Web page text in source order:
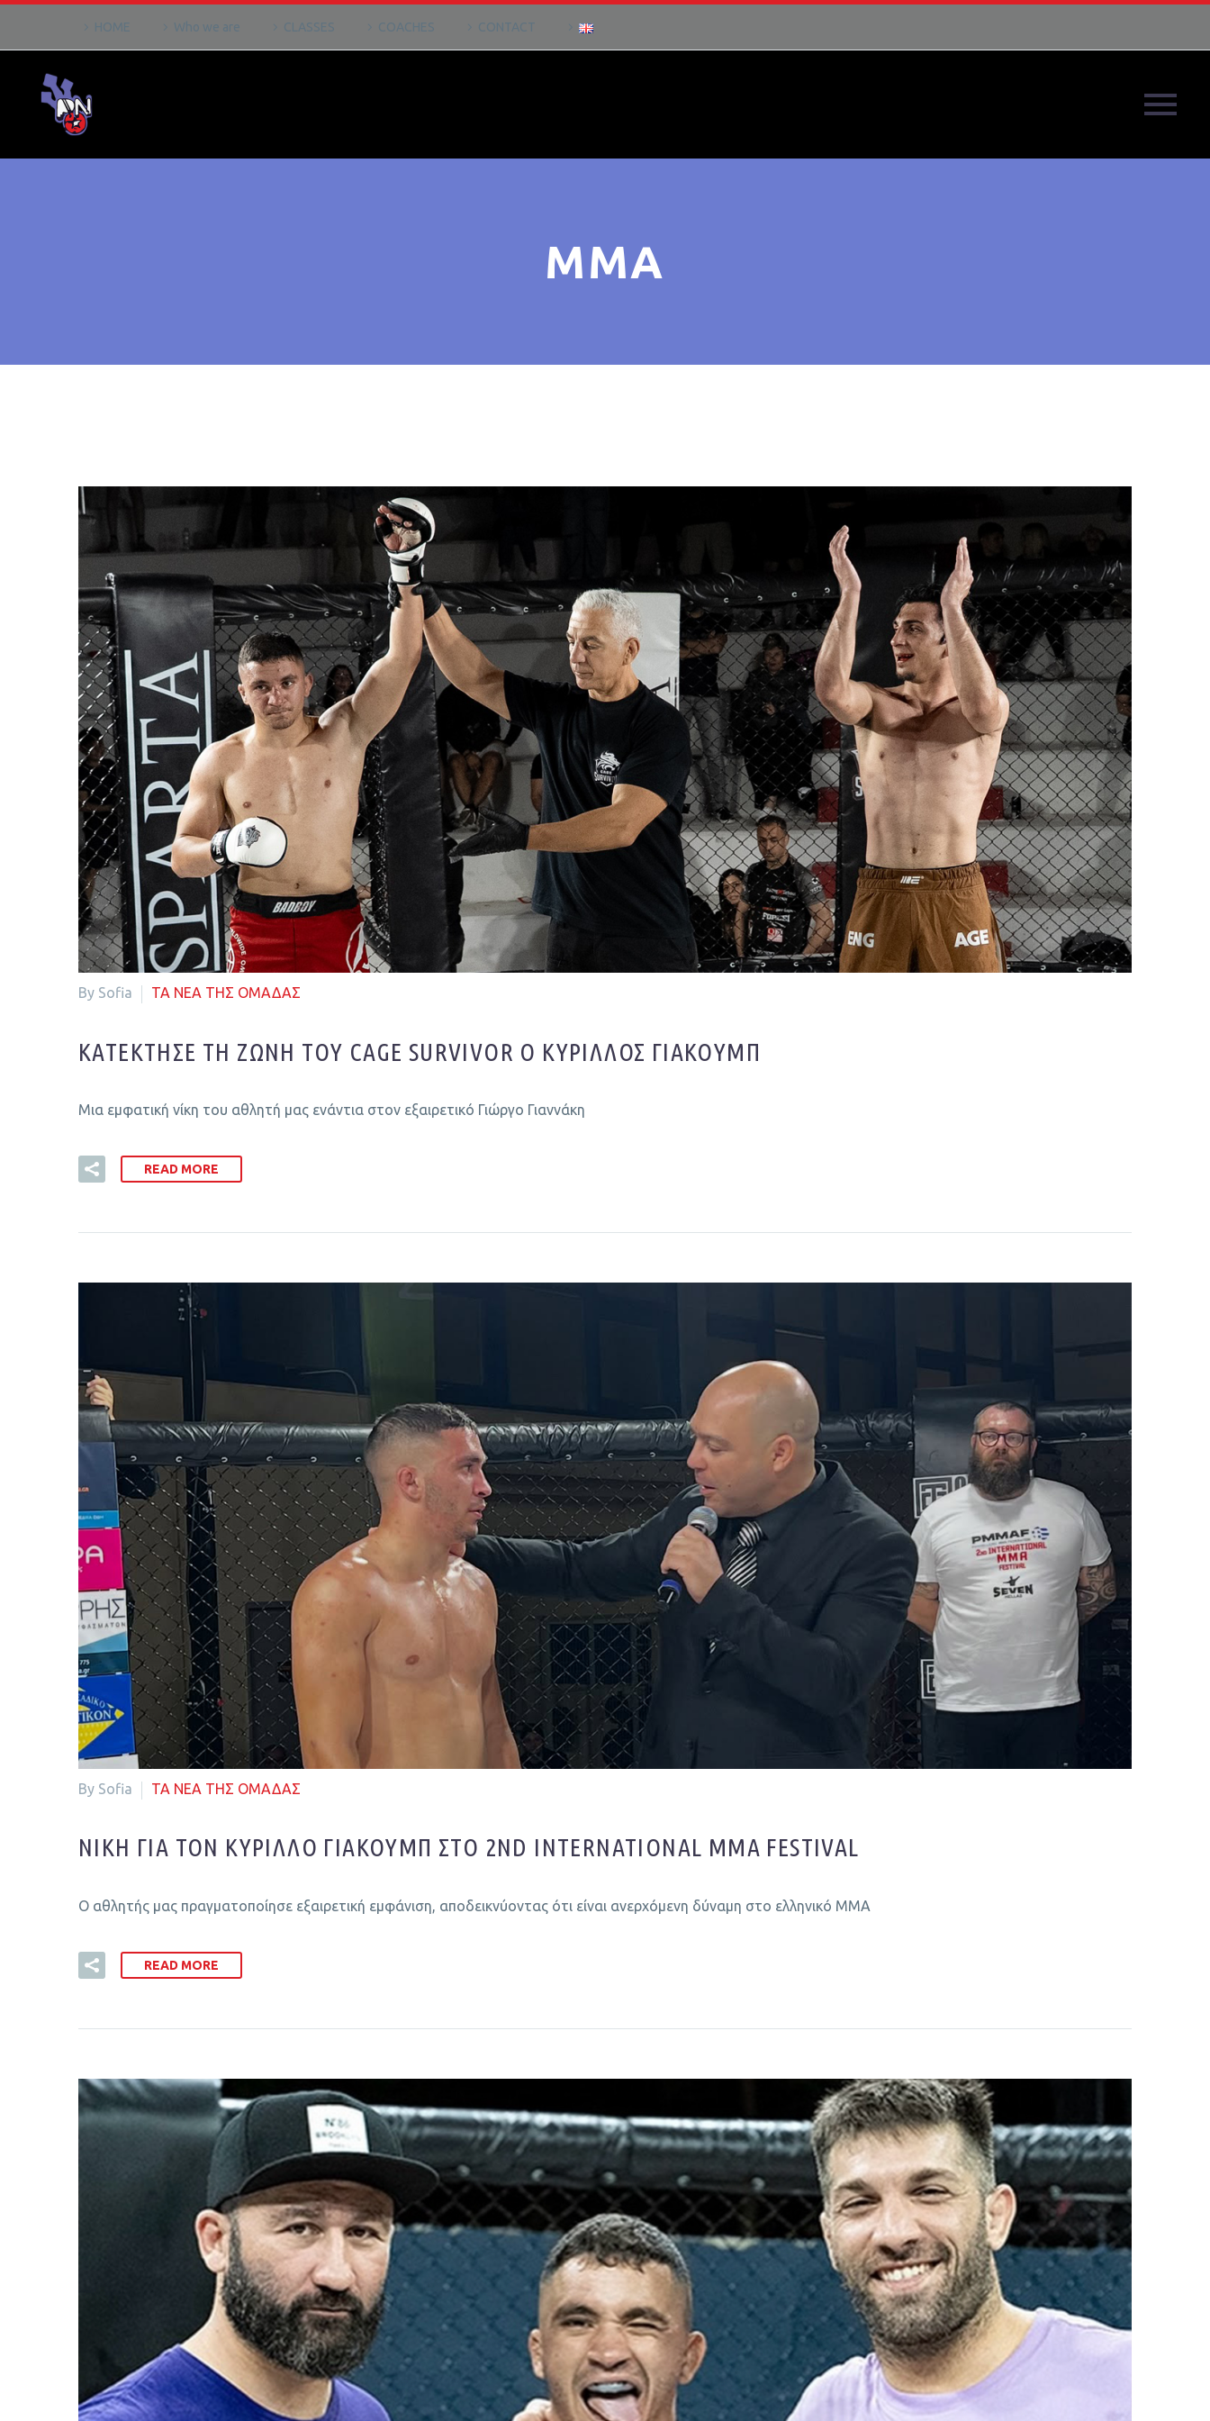
HOME Who we are CLASSES COACHES CONTACT
MMA
By Sofia ΤΑ ΝΕΑ ΤΗΣ ΟΜΑΔΑΣ
ΚΑΤΈΚΤΗΣΕ ΤΗ ΖΏΝΗ ΤΟΥ CAGE SURVIVOR Ο ΚΎΡΙΛΛΟΣ ΓΙΑΚΟΎΜΠ
Μια εμφατική νίκη του αθλητή μας ενάντια στον εξαιρετικό Γιώργο Γιαννάκη
READ MORE
By Sofia ΤΑ ΝΕΑ ΤΗΣ ΟΜΑΔΑΣ
ΝΊΚΗ ΓΙΑ ΤΟΝ ΚΎΡΙΛΛΟ ΓΙΑΚΟΎΜΠ ΣΤΟ 2ND INTERNATIONAL MMA FESTIVAL
Ο αθλητής μας πραγματοποίησε εξαιρετική εμφάνιση, αποδεικνύοντας ότι είναι ανερχόμενη δύναμη στο ελληνικό ΜΜΑ
READ MORE